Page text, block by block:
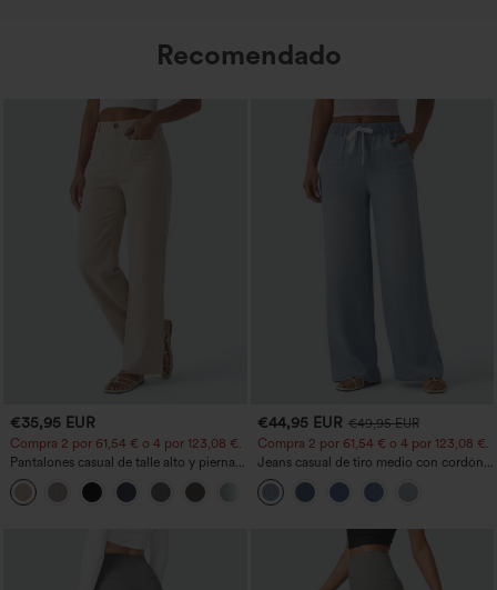
Recomendado
€35,95 EUR
Compra 2 por 61,54 € o 4 por 123,08 €.
Pantalones casual de talle alto y pierna
recta con tacto de lino y bolsillos
+5
€44,95 EUR €49,95 EUR
Compra 2 por 61,54 € o 4 por 123,08 €.
Jeans casual de tiro medio con cordón y
bolsillos